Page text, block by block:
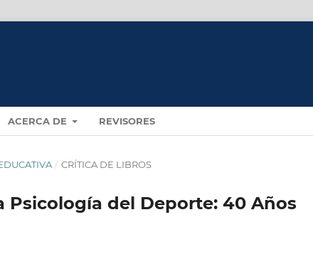
ACERCA DE REVISORES
/ CRÍTICA DE LIBROS
Psicología del Deporte: 40 Años